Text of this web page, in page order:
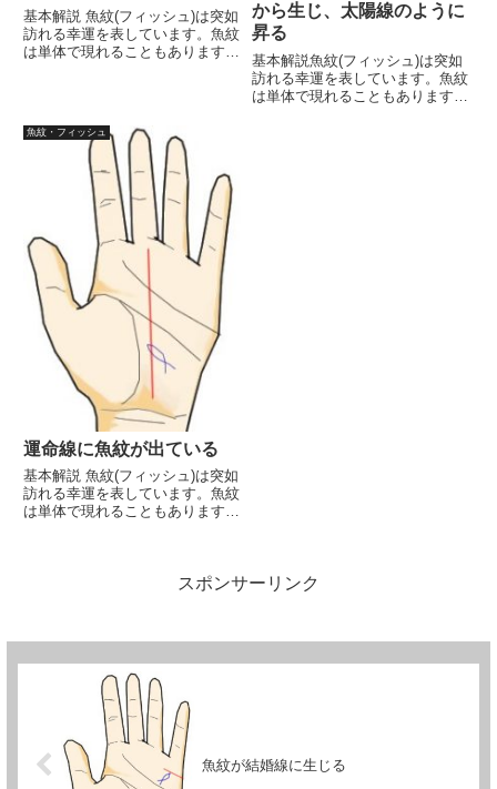
基本解説 魚紋(フィッシュ)は突如
訪れる幸運を表しています。魚紋
は単体で現れることもあります
運という意味合いになります。フ
ィッシュが知能線に出ている場...
から生じ、太陽線のように
昇る
基本解説魚紋(フィッシュ)は突如
訪れる幸運を表しています。魚紋
は単体で現れることもあります
魚紋・フィッシュ
運命線に魚紋が出ている
基本解説 魚紋(フィッシュ)は突如
訪れる幸運を表しています。魚紋
は単体で現れることもあります
運という意味合いになります。フスポンサーリンク
魚紋が結婚線に生じる